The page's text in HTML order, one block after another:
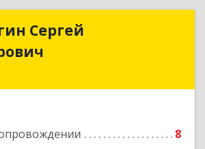
Сергей
8
ИП Маслагин Сергей
Подробнее